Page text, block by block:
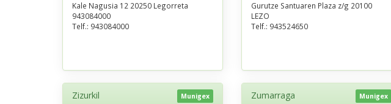
Kale Nagusia 12 20250 Legorreta
943084000
Telf.: 943084000
Gurutze Santuaren Plaza z/g 20100
LEZO
Telf.: 943524650
Zizurkil Munigex Zumarraga Munigex